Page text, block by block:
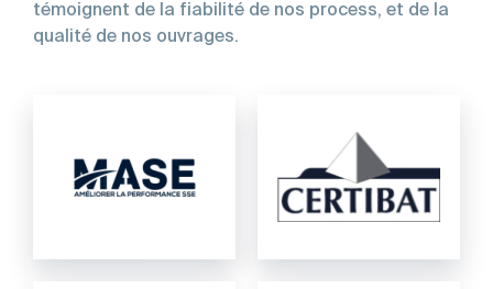
témoignent de la fiabilité de nos process, et de la
qualité de nos ouvrages.